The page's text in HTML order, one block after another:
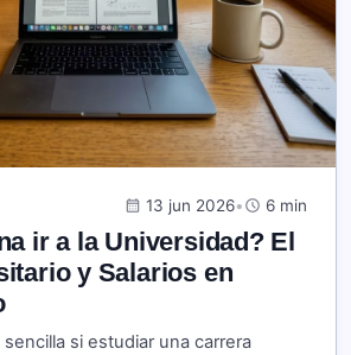
calendar_month 13 jun 2026•schedule 6 min
ir a la Universidad? El
y Salarios en
si estudiar una carrera